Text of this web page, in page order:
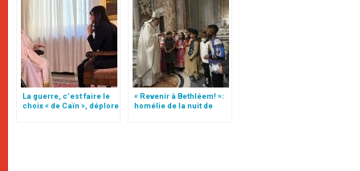
La guerre, c’est faire le
choix « de Caïn », déplore
« Revenir à Bethléem! »:
homélie de la nuit de
Noël (texte complet)